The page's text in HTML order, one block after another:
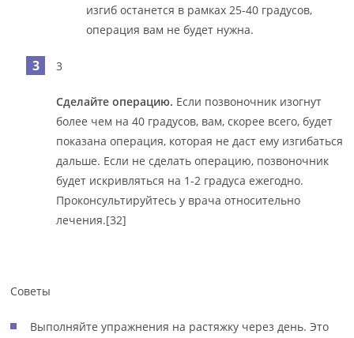
изгиб останется в рамках 25-40 градусов,
операция вам не будет нужна.
3
Сделайте операцию. Если позвоночник изогнут
более чем на 40 градусов, вам, скорее всего, будет
показана операция, которая не даст ему изгибаться
дальше. Если не сделать операцию, позвоночник
будет искривляться на 1-2 градуса ежегодно.
Проконсультируйтесь у врача относительно
лечения.[32]
Советы
Выполняйте упражнения на растяжку через день. Это